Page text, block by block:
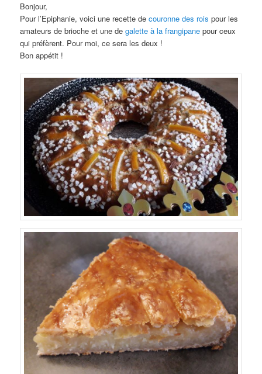
Bonjour,
Pour l’Epiphanie, voici une recette decouronne des rois pour les
amateurs de brioche et une degalette à la frangipane pour ceux
qui préfèrent. Pour moi, ce sera les deux !
Bon appétit !